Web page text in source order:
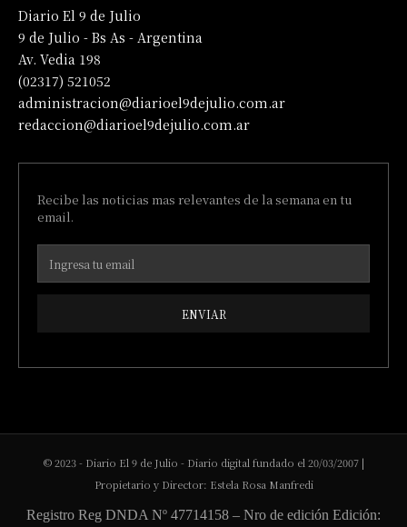
Diario El 9 de Julio
9 de Julio - Bs As - Argentina
Av. Vedia 198
(02317) 521052
administracion@diarioel9dejulio.com.ar
redaccion@diarioel9dejulio.com.ar
Recibe las noticias mas relevantes de la semana en tu
email.
ENVIAR
© 2023 - Diario El 9 de Julio - Diario digital fundado el 20/03/2007 |
Propietario y Director: Estela Rosa Manfredi
Registro Reg DNDA Nº 47714158 – Nro de edición Edición: